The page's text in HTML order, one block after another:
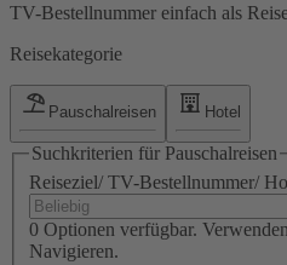
TV-Bestellnummer einfach als
Reisekategorie
Pauschalreisen Hotel
Suchkriterien für Pauschalreisen
Reiseziel/ TV-Bestellnummer/
0 Optionen verfügbar.
Navigieren.